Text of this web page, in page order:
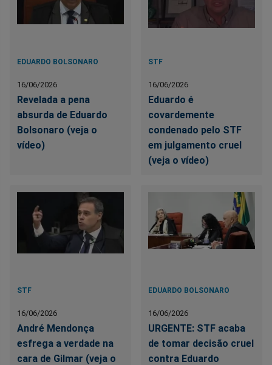
EDUARDO BOLSONARO
16/06/2026
Revelada a pena
absurda de Eduardo
Bolsonaro (veja o
vídeo)
STF
16/06/2026
Eduardo é
covardemente
condenado pelo STF
em julgamento cruel
(veja o vídeo)
STF
16/06/2026
André Mendonça
esfrega a verdade na
cara de Gilmar (veja o
EDUARDO BOLSONARO
16/06/2026
URGENTE: STF acaba
de tomar decisão cruel
contra Eduardo